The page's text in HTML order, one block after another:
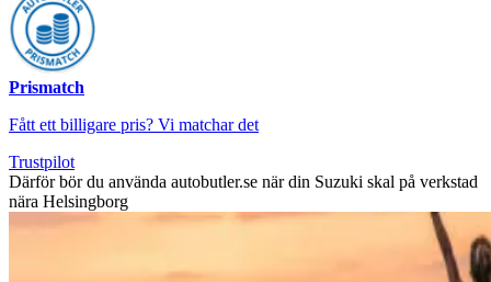
Prismatch
Fått ett billigare pris? Vi matchar det
Trustpilot
Därför bör du använda autobutler.se när din Suzuki skal på verkstad
nära Helsingborg